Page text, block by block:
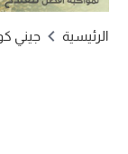
الرئيسية جيني